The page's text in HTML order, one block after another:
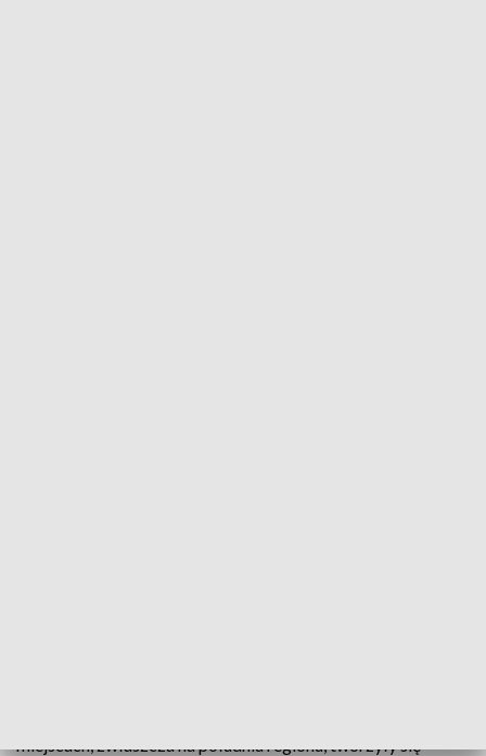
miejscach, zwłaszcza na południu regionu, tworzyły się